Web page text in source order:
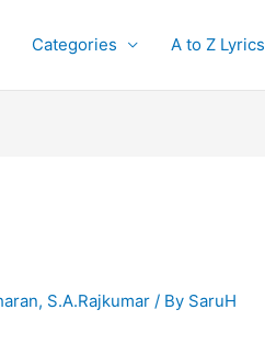
Categories A to Z Lyrics
, S.A.Rajkumar / By SaruH